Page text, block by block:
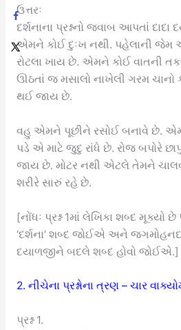
ઉત્તરઃ
દર્શનાના પ્રશ્નનો જવાબ આપતાં
એમને કોઈ દુઃખ નથી. પહેલાની
રોટલા ખાય છે. એમને કોઈ વાતની
ઊઠતાં જ મસાલો નાખેલી ગરમ
થઈ જાય છે.
વહુ એમને પૂછીને રસોઈ બનાવે છે.
પડે એ માટે જુદુ રાંધે છે. રોજ બપોરે
જાય છે. મોટર નથી એટલે તેમને
શરીરે સારું રહે છે.
[નોંધઃ પ્રશ્ન 1માં લેખિકા શબ્દ મૂક્યો
‘દર્શના’ શબ્દ જોઈએ અને
દયાળજીને બદલે શબ્દ હોવો જોઈએ.]
2. નીચેના પ્રશ્નોના ત્રણ – ચાર
પ્રશ્ન 1.